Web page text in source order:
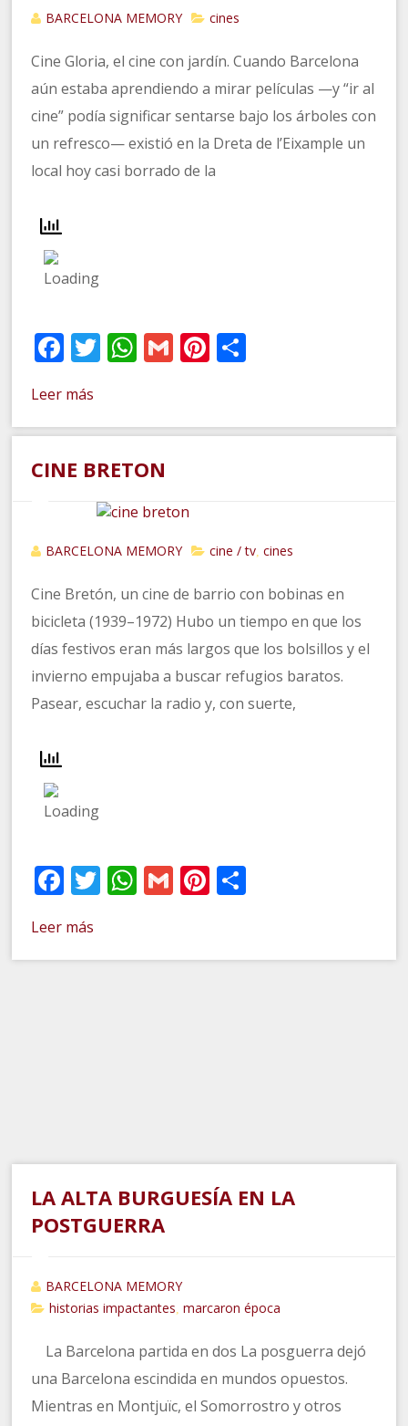
BARCELONA MEMORY cines
Cine Gloria, el cine con jardín. Cuando Barcelona
aún estaba aprendiendo a mirar películas —y “ir al
cine” podía significar sentarse bajo los árboles con
un refresco— existió en la Dreta de l’Eixample un
local hoy casi borrado de la
Facebook
Twitter
WhatsApp
GmailPinterest
Leer más
CINE BRETON
BARCELONA MEMORY cine / tv ,cines
Cine Bretón, un cine de barrio con bobinas en
bicicleta (1939–1972) Hubo un tiempo en que los
días festivos eran más largos que los bolsillos y el
invierno empujaba a buscar refugios baratos.
Pasear, escuchar la radio y, con suerte,
Facebook
Twitter
WhatsApp
GmailPinterest
Leer más
LA ALTA BURGUESÍA EN LA
POSTGUERRA
BARCELONA MEMORY
historias impactantes
,marcaron época
La Barcelona partida en dos La posguerra dejó
una Barcelona escindida en mundos opuestos.
Mientras en Montjuïc, el Somorrostro y otros